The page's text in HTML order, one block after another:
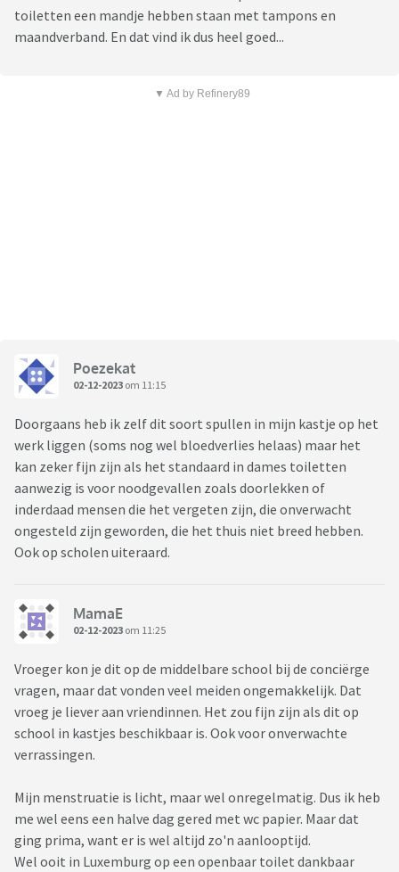
toiletten een mandje hebben staan met tampons en
maandverband. En dat vind ik dus heel goed...
▼ Ad by Refinery89
Poezekat
02-12-2023 om 11:15
Doorgaans heb ik zelf dit soort spullen in mijn kastje op het
werk liggen (soms nog wel bloedverlies helaas) maar het
kan zeker fijn zijn als het standaard in dames toiletten
aanwezig is voor noodgevallen zoals doorlekken of
inderdaad mensen die het vergeten zijn, die onverwacht
ongesteld zijn geworden, die het thuis niet breed hebben.
Ook op scholen uiteraard.
MamaE
02-12-2023 om 11:25
Vroeger kon je dit op de middelbare school bij de conciërge
vragen, maar dat vonden veel meiden ongemakkelijk. Dat
vroeg je liever aan vriendinnen. Het zou fijn zijn als dit op
school in kastjes beschikbaar is. Ook voor onverwachte
verrassingen.
Mijn menstruatie is licht, maar wel onregelmatig. Dus ik heb
me wel eens een halve dag gered met wc papier. Maar dat
ging prima, want er is wel altijd zo'n aanlooptijd.
Wel ooit in Luxemburg op een openbaar toilet dankbaar